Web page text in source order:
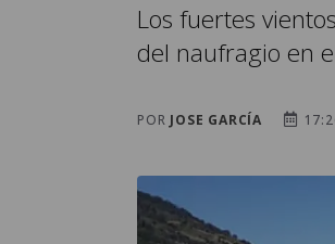
Los fuertes
del naufragio en
POR JOSE GARCÍA